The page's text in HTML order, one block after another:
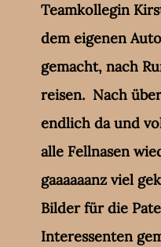
Teamkollegin
dem eigenen
gemacht, nach
reisen. Nach
endlich da und
alle Fellnasen
gaaaaaanz viel
Bilder für die
Interessenten